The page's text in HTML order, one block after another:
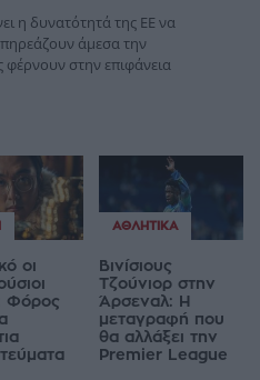
η δυνατότητά της ΕΕ να
άμεσα την
φέρνουν στην επιφάνεια
οι
Φόρος
ΑΘΛΗΤΙΚΆ
Βινίσιους
Τζούνιορ στην
Άρσεναλ: Η
μεταγραφή που
θα αλλάξει την
Premier League